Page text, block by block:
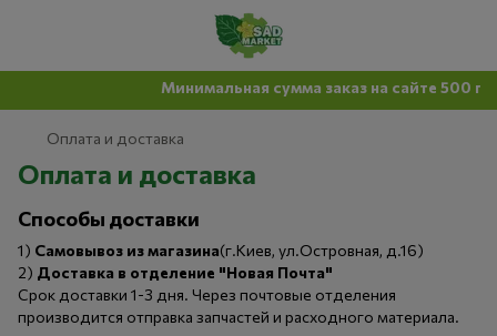
Минимальная сумма заказ на сайте 500 грн
Оплата и доставка
Оплата и доставка
Способы доставки
1) Самовывоз из магазина(г.Киев, ул.Островная, д.16)
2) Доставка в отделение "Новая Почта"
Срок доставки 1-3 дня. Через почтовые отделения
производится отправка запчастей и расходного материала.